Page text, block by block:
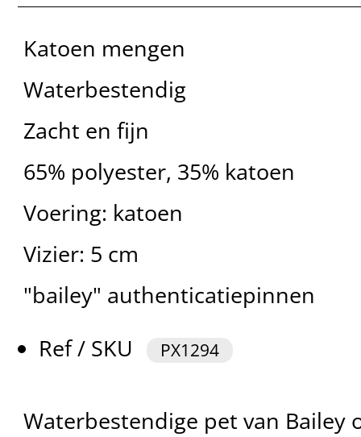
Katoen mengen
Waterbestendig
Zacht en fijn
65% polyester, 35% katoen
Voering: katoen
Vizier: 5 cm
"bailey" authenticatiepinnen
Ref / SKU
PX1294
Waterbestendige pet van Bailey